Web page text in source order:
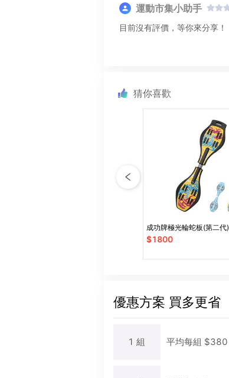
運動市集小助手
目前沒有評價，等你來分享！
猜你喜歡
成功牌極光輪蛇板(第二代)
$1800
優惠方案 買多更省
1 組 平均每組 $380